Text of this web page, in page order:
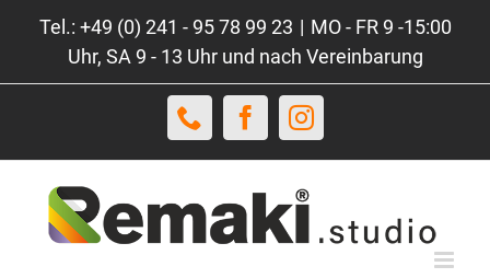
Tel.: +49 (0) 241 - 95 78 99 23 | MO - FR 9 -15:00
Uhr, SA 9 - 13 Uhr und nach Vereinbarung
TelefonFacebookInstagram